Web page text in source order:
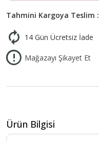
Tahmini Kargoya Teslim :
14 Gün Ücretsiz İade
Mağazayı Şikayet Et
Ürün Bilgisi